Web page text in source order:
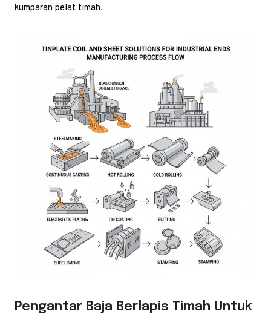
kumparan pelat timah.
Pengantar Baja Berlapis Timah Untuk